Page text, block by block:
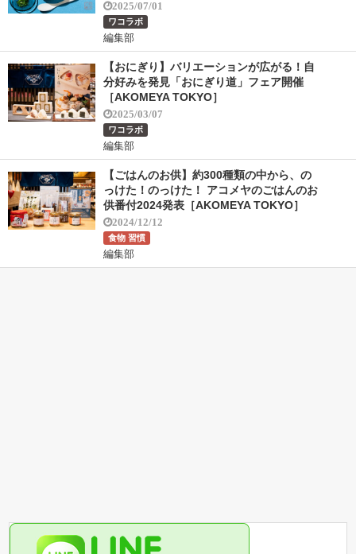
2025/07/01
ワコラボ
編集部
【おにぎり】バリエーションが広がる！自
分好みを発見「おにぎり道」フェア開催
［AKOMEYA TOKYO］
2025/03/07
ワコラボ
編集部
【ごはんのお供】約300種類の中から、の
っけた！のっけた！ アコメヤのごはんのお
供番付2024発表［AKOMEYA TOKYO］
2024/12/12
食物 習慣
編集部